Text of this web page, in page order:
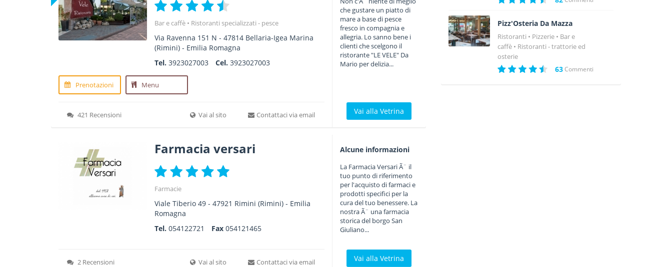
Bar e caffè Ristoranti specializzati - pesce
Via Ravenna 151 N -47814 Bellaria-Igea Marina
(Rimini) - Emilia Romagna
Tel.3923027003 Cel.3923027003
Prenotazioni Menu
421 Recensioni Vai al sito Contattaci via email
che gustare un piatto di
mare a base di pesce
fresco in compagnia e
allegria. Lo sanno bene i
clienti che scelgono il
ristorante "LE VELE" Da
Mario per delizia...
Vai alla Vetrina
Farmacia versari
Farmacie
Viale Tiberio 49 -47921 Rimini (Rimini) - Emilia
Romagna
Tel.054122721 Fax054121465
2 Recensioni Vai al sito Contattaci via email
Alcune informazioni
La Farmacia Versari Ã¨ il
tuo punto di riferimento
per l'acquisto di farmaci e
prodotti specifici per la
cura del tuo benessere. La
nostra Ã¨ una farmacia
storica del borgo San
Giuliano...
Vai alla Vetrina
Pizz'Osteria Da Mazza
Ristoranti Pizzerie
Bar e
caffè
Ristoranti - trattorie ed
osterie
63Commenti